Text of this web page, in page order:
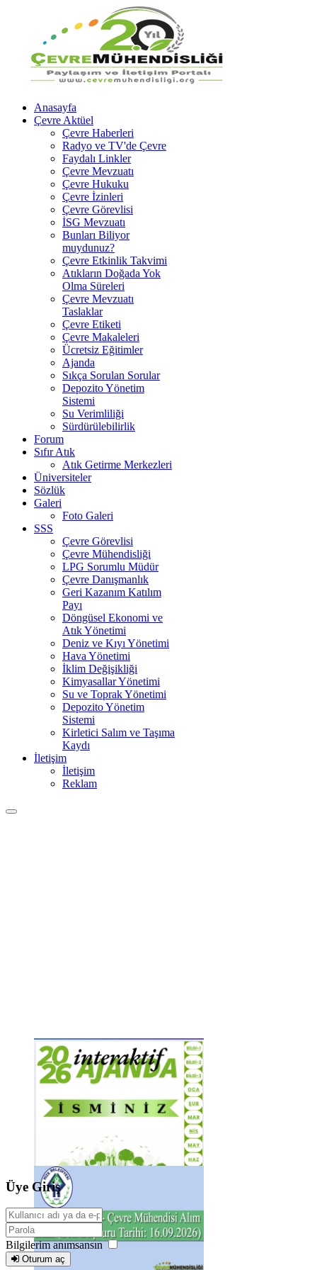
Anasayfa
Çevre Aktüel
Çevre Haberleri
Radyo ve TV'de Çevre
Faydalı Linkler
Çevre Mevzuatı
Çevre Hukuku
Çevre İzinleri
Çevre Görevlisi
İSG Mevzuatı
Bunları Biliyor
muydunuz?
Çevre Etkinlik Takvimi
Atıkların Doğada Yok
Olma Süreleri
Çevre Mevzuatı
Taslaklar
Çevre Etiketi
Çevre Makaleleri
Ücretsiz Eğitimler
Ajanda
Sıkça Sorulan Sorular
Depozito Yönetim
Sistemi
Su Verimliliği
Sürdürülebilirlik
Forum
Sıfır Atık
Atık Getirme Merkezleri
Üniversiteler
Sözlük
Galeri
Foto Galeri
SSS
Çevre Görevlisi
Çevre Mühendisliği
LPG Sorumlu Müdür
Çevre Danışmanlık
Geri Kazanım Katılım
Payı
Döngüsel Ekonomi ve
Atık Yönetimi
Deniz ve Kıyı Yönetimi
Hava Yönetimi
İklim Değişikliği
Kimyasallar Yönetimi
Su ve Toprak Yönetimi
Depozito Yönetim
Sistemi
Kirletici Salım ve Taşıma
Kaydı
İletişim
İletişim
Reklam
Üye Giriş
Bilgilerim anımsansın
Oturum aç